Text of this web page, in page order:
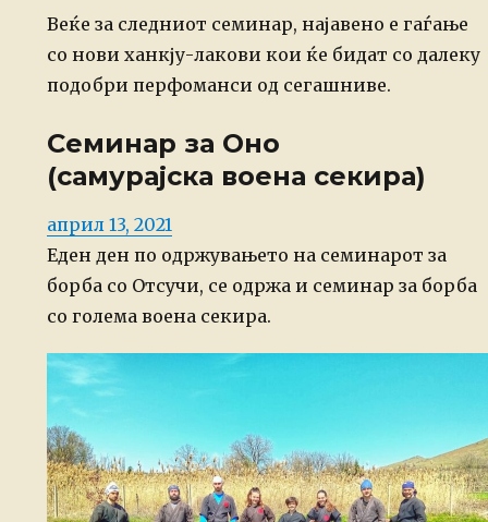
Веќе за следниот семинар, најавено е гаѓање
со нови ханкју-лакови кои ќе бидат со далеку
подобри перфоманси од сегашниве.
Семинар за Оно
(самурајска воена секира)
Posted
on
април 13, 2021
Еден ден по одржувањето на семинарот за
борба со Отсучи, се одржа и семинар за борба
со голема воена секира.